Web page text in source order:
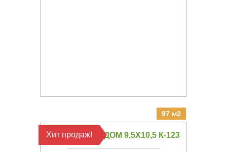
97 м2
КАРКАСНЫЙ ДОМ 9,5Х10,5 К-123
Хит продаж!